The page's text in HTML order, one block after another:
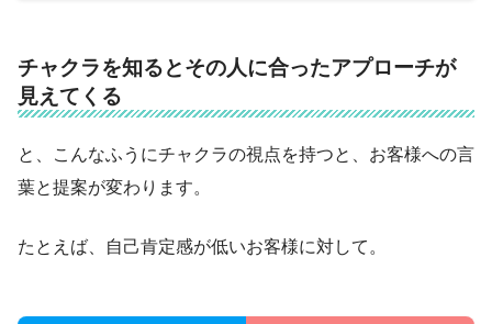
チャクラを知るとその人に合ったアプローチが
見えてくる
と、こんなふうにチャクラの視点を持つと、お客様への言
葉と提案が変わります。
たとえば、自己肯定感が低いお客様に対して。